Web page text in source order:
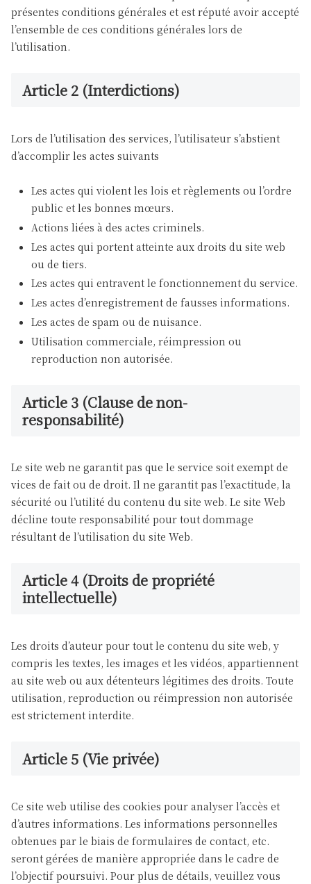
présentes conditions générales et est réputé avoir accepté
l’ensemble de ces conditions générales lors de
l’utilisation.
Article 2 (Interdictions)
Lors de l’utilisation des services, l’utilisateur s’abstient
d’accomplir les actes suivants
Les actes qui violent les lois et règlements ou l’ordre
public et les bonnes mœurs.
Actions liées à des actes criminels.
Les actes qui portent atteinte aux droits du site web
ou de tiers.
Les actes qui entravent le fonctionnement du service.
Les actes d’enregistrement de fausses informations.
Les actes de spam ou de nuisance.
Utilisation commerciale, réimpression ou
reproduction non autorisée.
Article 3 (Clause de non-
responsabilité)
Le site web ne garantit pas que le service soit exempt de
vices de fait ou de droit. Il ne garantit pas l’exactitude, la
sécurité ou l’utilité du contenu du site web. Le site Web
décline toute responsabilité pour tout dommage
résultant de l’utilisation du site Web.
Article 4 (Droits de propriété
intellectuelle)
Les droits d’auteur pour tout le contenu du site web, y
compris les textes, les images et les vidéos, appartiennent
au site web ou aux détenteurs légitimes des droits. Toute
utilisation, reproduction ou réimpression non autorisée
est strictement interdite.
Article 5 (Vie privée)
Ce site web utilise des cookies pour analyser l’accès et
d’autres informations. Les informations personnelles
obtenues par le biais de formulaires de contact, etc.
seront gérées de manière appropriée dans le cadre de
l’objectif poursuivi. Pour plus de détails, veuillez vous